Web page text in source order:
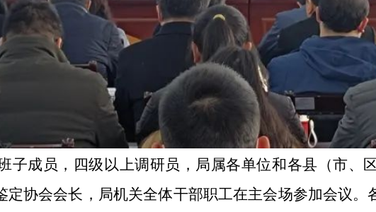
子成员，四级以上调研员，局属各单位和各县（市、
协会会长，局机关全体干部职工在主会场参加会议